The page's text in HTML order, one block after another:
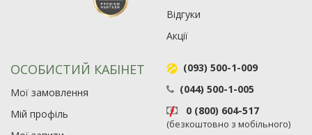
Відгуки
Акції
ОСОБИСТИЙ КАБІНЕТ
Мої замовлення
Мій профіль
(093) 500-1-009
(044) 500-1-005
0 (800) 604-517
(безкоштовно з мобільного)